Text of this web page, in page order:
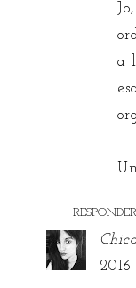
a
RESPONDER
2016